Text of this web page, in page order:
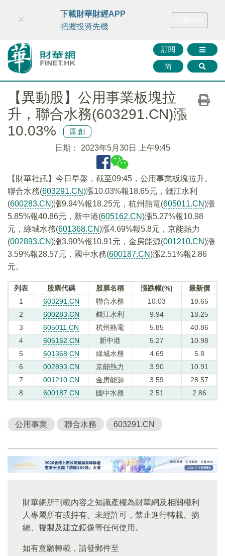
財華智庫網 FINTV FINMETA 財華證券 媒體矩陣
訂閱
简
×
下載財華財經APP
把握投資先機
【異動股】公用事業板塊拉
升，聯合水務(603291.CN)漲
10.03%
原創
日期： 2023年5月30日 上午9:45
【財華社訊】今日早盤，截至09:45，公用事業板塊拉升。
聯合水務(603291.CN)漲10.03%報18.65元，錢江水利
(600283.CN)漲9.94%報18.25元，杭州熱電(605011.CN)漲
5.85%報40.86元，新中港(605162.CN)漲5.27%報10.98
元，綠城水務(601368.CN)漲4.69%報5.8元，京能熱力
(002893.CN)漲3.90%報10.91元，金房能源(001210.CN)漲
3.59%報28.57元，國中水務(600187.CN)漲2.51%報2.86
元。
列表 股票代碼 股票名稱 漲跌幅(%)
最新價
1
603291.CN 聯合水務 10.03
18.65
2
600283.CN 錢江水利 9.94
18.25
3
605011.CN 杭州熱電 5.85
40.86
4
605162.CN 新中港 5.27
10.98
5
601368.CN 綠城水務 4.69
5.8
6
002893.CN 京能熱力 3.90
10.91
7
001210.CN 金房能源 3.59
28.57
8
600187.CN 國中水務 2.51 2.86
公用事業 聯合水務 603291.CN
財華網所刊載內容之知識產權為財華網及相關權利
人專屬所有或持有。未經許可，禁止進行轉載、摘
編、複製及建立鏡像等任何使用。
如有意願轉載，請發郵件至